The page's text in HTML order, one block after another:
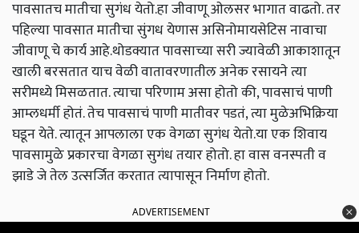
पावसातच मातीचा सुगंध येतो.हा जीवाणू ओलसर भागात वाढतो. तर
पहिल्या पावसात मातीचा सुंगध येणास असिनोमायसेटिस नावाचा
जीवाणू चे कार्य आहे.थोडक्यात पावसाच्या सरी ज्यावेळी आकाशातून
खाली बरसतात याच वेळी वातावरणातील अनेक रसायने त्या
सरीमध्ये मिसळतात. त्याचा परिणाम असा होतो की, पावसाचं पाणी
आम्लधर्मी होतं. तेच पावसाचं पाणी मातीवर पडतं, त्या मुळेअभिक्रिया
घडून येते. त्यातून आपलाला एक वेगळा सुगंध येतो.या एक शिवाय
पावसामुळे प्रकारचा वेगळा सुगंध तयार होतो. हा वास वनस्पती व
झाडे जे तेल उत्सर्जित करतात त्यापासून निर्माण होतो.
ADVERTISEMENT